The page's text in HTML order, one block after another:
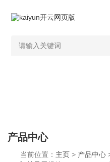
产品中心
当前位置： 主页> 产品中心